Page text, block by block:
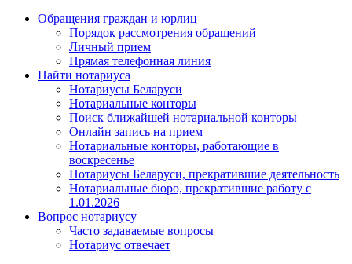
Обращения граждан и юрлиц
Порядок рассмотрения обращений
Личный прием
Прямая телефонная линия
Найти нотариуса
Нотариусы Беларуси
Нотариальные конторы
Поиск ближайшей нотариальной конторы
Онлайн запись на прием
Нотариальные конторы, работающие в
воскресенье
Нотариусы Беларуси, прекратившие деятельность
Нотариальные бюро, прекратившие работу с
1.01.2026
Вопрос нотариусу
Часто задаваемые вопросы
Нотариус отвечает